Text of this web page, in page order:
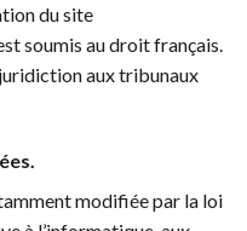
du site
soumis au droit français.
aux tribunaux
modifiée par la loi